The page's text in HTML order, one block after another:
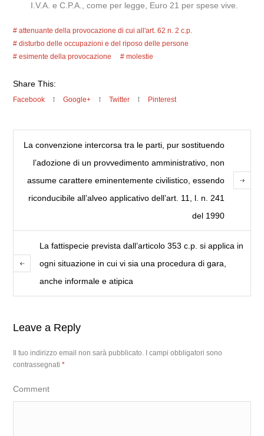
I.V.A. e C.P.A., come per legge, Euro 21 per spese vive.
attenuante della provocazione di cui all'art. 62 n. 2 c.p.
disturbo delle occupazioni e del riposo delle persone
esimente della provocazione
molestie
Share This:
Facebook Google+ Twitter Pinterest
La convenzione intercorsa tra le parti, pur sostituendo
l’adozione di un provvedimento amministrativo, non
assume carattere eminentemente civilistico, essendo
riconducibile all’alveo applicativo dell’art. 11, l. n. 241
del 1990
La fattispecie prevista dall’articolo 353 c.p. si applica in
ogni situazione in cui vi sia una procedura di gara,
anche informale e atipica
Leave a Reply
Il tuo indirizzo email non sarà pubblicato.
I campi obbligatori sono
contrassegnati*
Comment